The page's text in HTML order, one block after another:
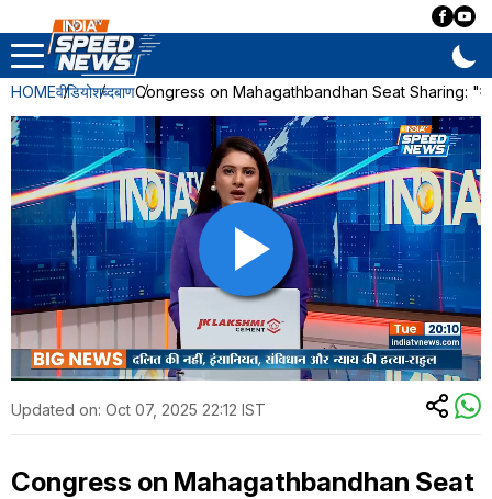
HOMEवीडियोशब्दबाणCongress on Mahagathbandhan Seat Sharing:
Updated on: Oct 07, 2025 22:12 IST
Congress on Mahagathbandhan Seat